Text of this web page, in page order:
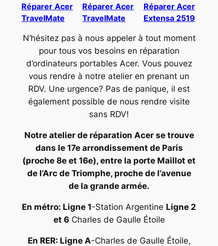
Réparer Acer
TravelMate
Réparer Acer
TravelMate
Réparer Acer
Extensa 2519
N’hésitez pas à nous appeler à tout moment
pour tous vos besoins en réparation
d’ordinateurs portables Acer. Vous pouvez
vous rendre à notre atelier en prenant un
RDV. Une urgence? Pas de panique, il est
également possible de nous rendre visite
sans RDV!
Notre atelier de réparation Acer se trouve
dans le 17e arrondissement de Paris
(proche 8e et 16e), entre la porte Maillot et
de l’Arc de Triomphe, proche de l’avenue
de la grande armée.
En métro: Ligne 1-Station Argentine Ligne 2
et 6Charles de Gaulle Étoile
En RER: Ligne A-Charles de Gaulle Étoile,